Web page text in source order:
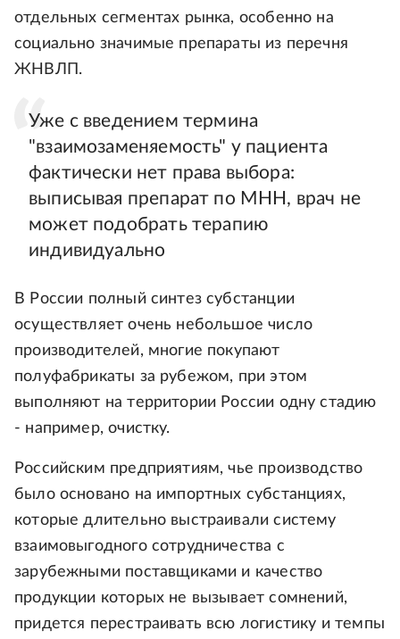
отдельных сегментах рынка, особенно на
социально значимые препараты из перечня
ЖНВЛП.
Уже с введением термина
"взаимозаменяемость" у пациента
фактически нет права выбора:
выписывая препарат по МНН, врач не
может подобрать терапию
индивидуально
В России полный синтез субстанции
осуществляет очень небольшое число
производителей, многие покупают
полуфабрикаты за рубежом, при этом
выполняют на территории России одну стадию
- например, очистку.
Российским предприятиям, чье производство
было основано на импортных субстанциях,
которые длительно выстраивали систему
взаимовыгодного сотрудничества с
зарубежными поставщиками и качество
продукции которых не вызывает сомнений,
придется перестраивать всю логистику и темпы